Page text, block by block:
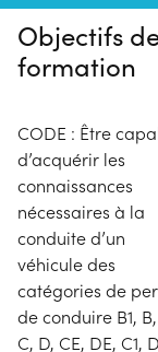
Objectifs
formation
CODE : Être
d’acquérir les
connaissances
nécessaires à la
conduite d’un
véhicule des
catégories de
de conduire B1,
C, D, CE, DE, C1,